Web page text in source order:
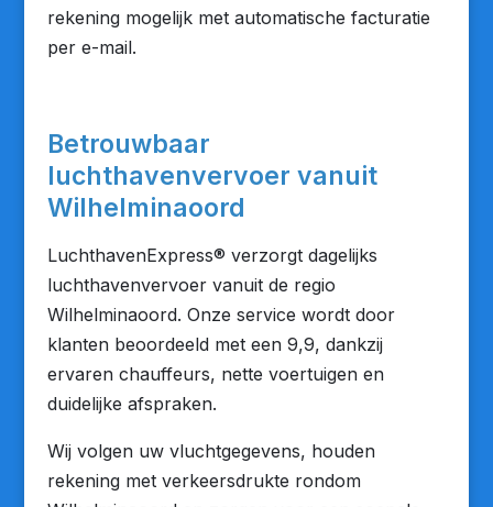
rekening mogelijk met automatische facturatie
per e-mail.
Betrouwbaar
luchthavenvervoer vanuit
Wilhelminaoord
LuchthavenExpress® verzorgt dagelijks
luchthavenvervoer vanuit de regio
Wilhelminaoord. Onze service wordt door
klanten beoordeeld met een 9,9, dankzij
ervaren chauffeurs, nette voertuigen en
duidelijke afspraken.
Wij volgen uw vluchtgegevens, houden
rekening met verkeersdrukte rondom